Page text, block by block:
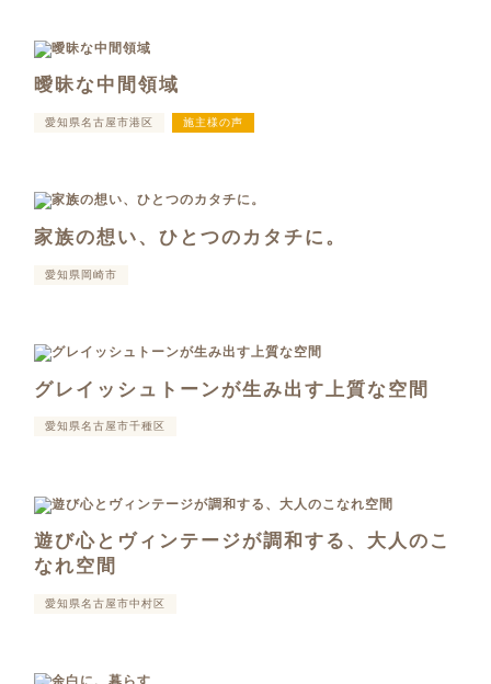
曖昧な中間領域
愛知県名古屋市港区 施主様の声
家族の想い、ひとつのカタチに。
愛知県岡崎市
グレイッシュトーンが生み出す上質な空間
愛知県名古屋市千種区
遊び心とヴィンテージが調和する、大人のこ
なれ空間
愛知県名古屋市中村区